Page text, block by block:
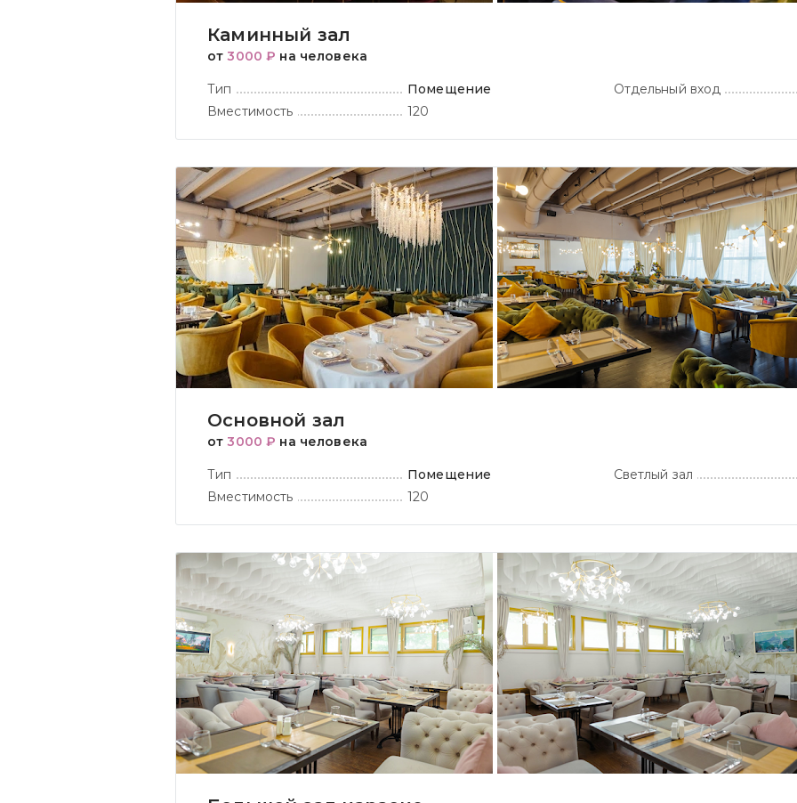
Каминный зал
от3000 ₽ на человека
Тип
Помещение
Вместимость
120
Отдельный вход
Основной зал
от3000 ₽ на человека
Тип
Помещение
Вместимость
120
Светлый зал